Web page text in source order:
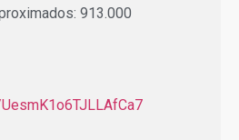
913.000